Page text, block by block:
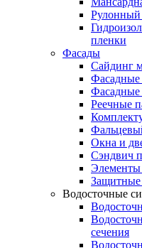
Рулонный
пленки
Фасады
Сайдинг
Фасадные
Фасадные
Реечные
Окна и
Сэндвич
Элементы
Защитные
Водосточные
сечения